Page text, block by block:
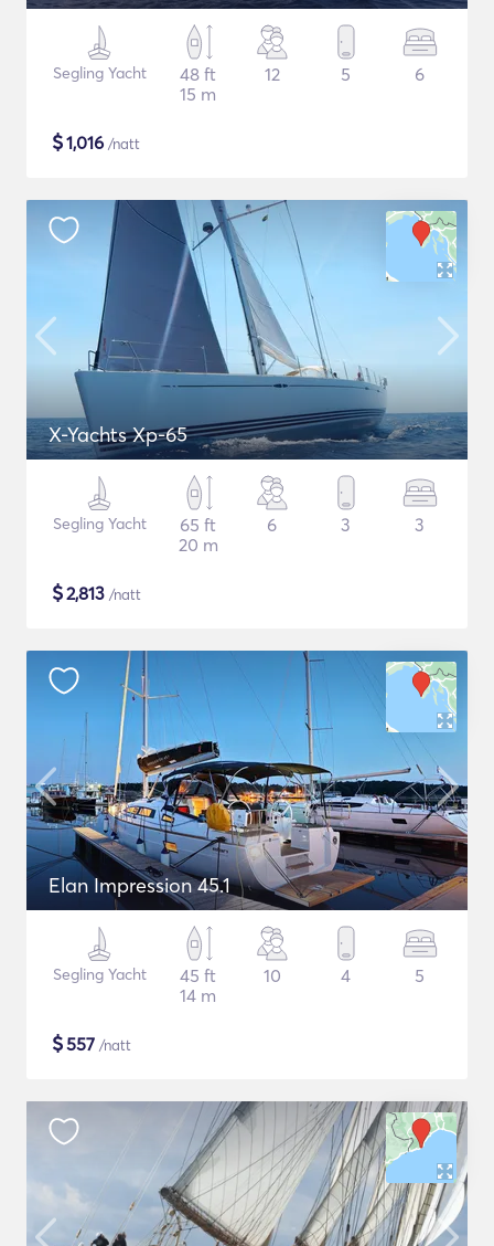
Segling Yacht
48 ft
15 m
12 5 6
$1,016 /natt
X-Yachts Xp-65
Segling Yacht
65 ft
20 m
6 3 3
$2,813 /natt
Elan Impression 45.1
Segling Yacht
45 ft
14 m
10 4 5
$557 /natt